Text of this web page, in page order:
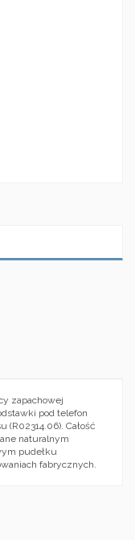
zapachowej
pod telefon
(R02314.06). Całość
naturalnym
pudełku
fabrycznych.